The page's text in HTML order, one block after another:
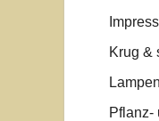
Krug &
Lampen
Pflanz-